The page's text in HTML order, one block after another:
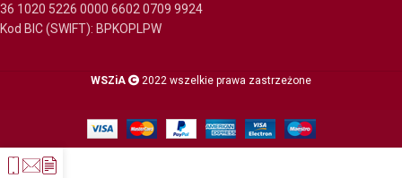
36 1020 5226 0000 6602 0709 9924
Kod BIC (SWIFT): BPKOPLPW
WSZiA 2022 wszelkie prawa zastrzeżone